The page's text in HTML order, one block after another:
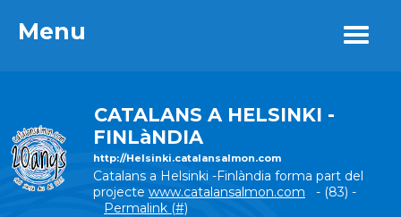
Menu
CATALANS A HELSINKI -
FINLàNDIA
http://Helsinki.catalansalmon.com
Catalans a Helsinki -Finlàndia forma part del
projecte www.catalansalmon.com - (83) -
Permalink (#)
Menu